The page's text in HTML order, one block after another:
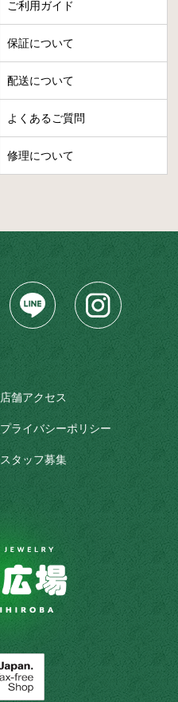
ご利用ガイド
保証について
配送について
よくあるご質問
修理について
店舗アクセス
プライバシーポリシー
スタッフ募集